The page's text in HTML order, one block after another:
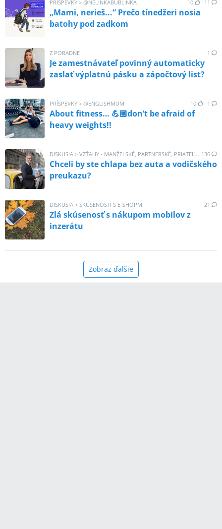
PRÍSPEVKY > @NELINKABUBLINKA 10 11
„Mami, nerieš...“ Prečo tínedžeri nosia
batohy pod zadkom
Z PORADNE 1
Je zamestnávateľ povinný automaticky
zaslať výplatnú pásku a zápočtový list?
PRÍSPEVKY > @ENGLISHMUM 10 1
About fitness… 💪🏼don’t be afraid of
heavy weights!!
DISKUSIA > VZŤAHY - MANŽELSKÉ, PARTNERSKÉ, PRIATEĽSKÉ 130
Chceli by ste chlapa bez auta a vodičského
preukazu?
DISKUSIA > SKÚSENOSTI S E-SHOPMI 21
Zlá skúsenosť s nákupom mobilov z
inzerátu
Zobraz ďalšie